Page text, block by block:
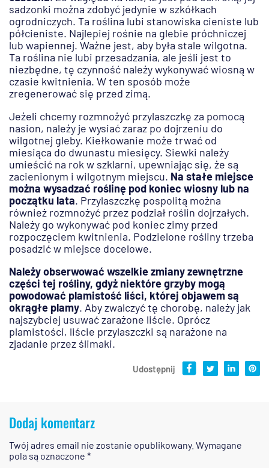
sadzonki można zdobyć jedynie w szkółkach
ogrodniczych. Ta roślina lubi stanowiska cieniste lub
półcieniste. Najlepiej rośnie na glebie próchniczej
lub wapiennej. Ważne jest, aby była stale wilgotna.
Ta roślina nie lubi przesadzania, ale jeśli jest to
niezbędne, tę czynność należy wykonywać wiosną w
czasie kwitnienia. W ten sposób może
zregenerować się przed zimą.
Jeżeli chcemy rozmnożyć przylaszczkę za pomocą
nasion, należy je wysiać zaraz po dojrzeniu do
wilgotnej gleby. Kiełkowanie może trwać od
miesiąca do dwunastu miesięcy. Siewki należy
umieścić na rok w szklarni, upewniając się, że są
zacienionym i wilgotnym miejscu. Na stałe miejsce
można wysadzać roślinę pod koniec wiosny lub na
początku lata. Przylaszczkę pospolitą można
również rozmnożyć przez podział roślin dojrzałych.
Należy go wykonywać pod koniec zimy przed
rozpoczęciem kwitnienia. Podzielone rośliny trzeba
posadzić w miejsce docelowe.
Należy obserwować wszelkie zmiany zewnętrzne
części tej rośliny, gdyż niektóre grzyby mogą
powodować plamistość liści, której objawem są
okrągłe plamy. Aby zwalczyć tę chorobę, należy jak
najszybciej usuwać zarażone liście. Oprócz
plamistości, liście przylaszczki są narażone na
zjadanie przez ślimaki.
Udostępnij
Dodaj komentarz
Twój adres email nie zostanie opublikowany. Wymagane
pola są oznaczone *